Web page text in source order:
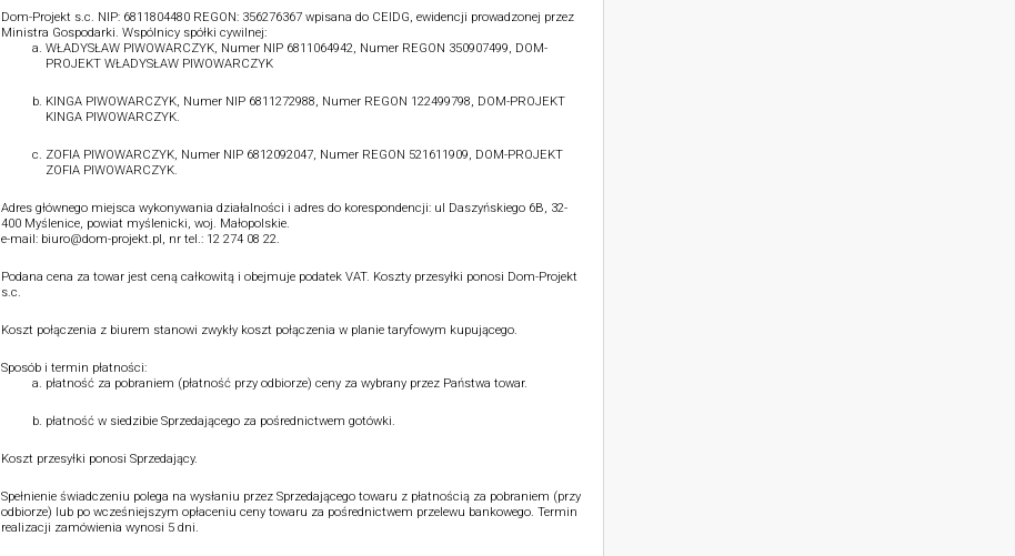
Dom-Projekt s.c. NIP: 6811804480 REGON: 356276367 wpisana do CEIDG, ewidencji prowadzonej przez
Ministra Gospodarki. Wspólnicy spółki cywilnej:
WŁADYSŁAW PIWOWARCZYK, Numer NIP 6811064942, Numer REGON 350907499, DOM-
PROJEKT WŁADYSŁAW PIWOWARCZYK
KINGA PIWOWARCZYK, Numer NIP 6811272988, Numer REGON 122499798, DOM-PROJEKT
KINGA PIWOWARCZYK.
ZOFIA PIWOWARCZYK, Numer NIP 6812092047, Numer REGON 521611909, DOM-PROJEKT
ZOFIA PIWOWARCZYK.
Adres głównego miejsca wykonywania działalności i adres do korespondencji: ul Daszyńskiego 6B, 32-
400 Myślenice, powiat myślenicki, woj. Małopolskie.
e-mail: biuro@dom-projekt.pl, nr tel.: 12 274 08 22.
Podana cena za towar jest ceną całkowitą i obejmuje podatek VAT. Koszty przesyłki ponosi Dom-Projekt
s.c.
Koszt połączenia z biurem stanowi zwykły koszt połączenia w planie taryfowym kupującego.
Sposób i termin płatności:
płatność za pobraniem (płatność przy odbiorze) ceny za wybrany przez Państwa towar.
płatność w siedzibie Sprzedającego za pośrednictwem gotówki.
Koszt przesyłki ponosi Sprzedający.
Spełnienie świadczeniu polega na wysłaniu przez Sprzedającego towaru z płatnością za pobraniem (przy
odbiorze) lub po wcześniejszym opłaceniu ceny towaru za pośrednictwem przelewu bankowego. Termin
realizacji zamówienia wynosi 5 dni.